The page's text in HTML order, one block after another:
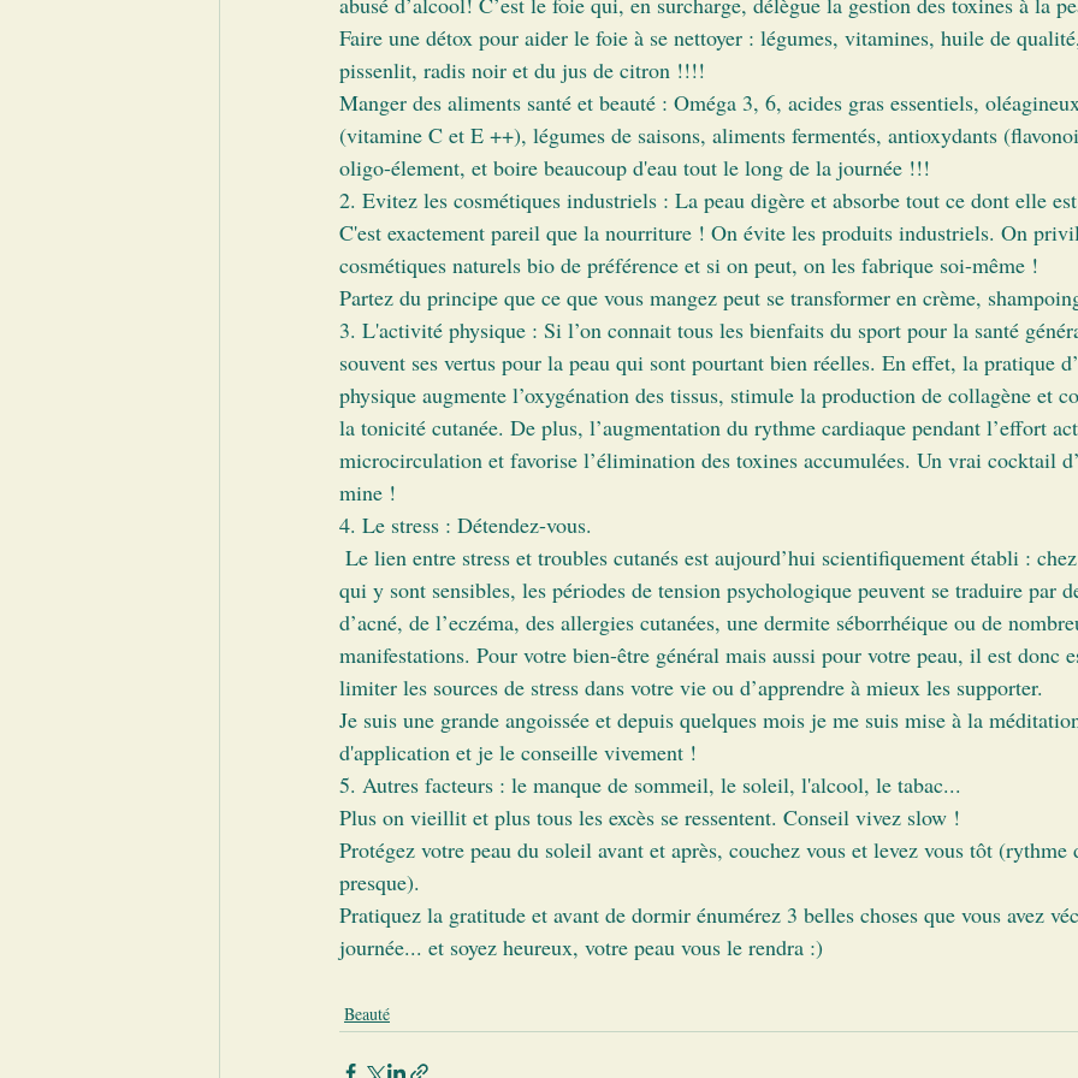
Faire une détox pour aider le foie à se nettoyer : légumes, vitamines, huile de
pissenlit, radis noir et du jus de citron !!!!
Manger des aliments santé et beauté : Oméga 3, 6, acides gras essentiels,
(vitamine C et E ++), légumes de saisons, aliments fermentés, antioxydants
oligo-élement, et boire beaucoup d'eau tout le long de la journée !!!
2. Evitez les cosmétiques industriels : La peau digère et absorbe tout ce dont elle
C'est exactement pareil que la nourriture ! On évite les produits industriels. On
cosmétiques naturels bio de préférence et si on peut, on les fabrique soi-même !
Partez du principe que ce que vous mangez peut se transformer en crème,
3. L'activité physique : Si l’on connait tous les bienfaits du sport pour la santé
souvent ses vertus pour la peau qui sont pourtant bien réelles. En effet, la pratique
physique augmente l’oxygénation des tissus, stimule la production de collagène et
la tonicité cutanée. De plus, l’augmentation du rythme cardiaque pendant l’effort
microcirculation et favorise l’élimination des toxines accumulées. Un vrai cocktail
mine !
4. Le stress : Détendez-vous.
qui y sont sensibles, les périodes de tension psychologique peuvent se traduire par
d’acné, de l’eczéma, des allergies cutanées, une dermite séborrhéique ou de
manifestations. Pour votre bien-être général mais aussi pour votre peau, il est donc
limiter les sources de stress dans votre vie ou d’apprendre à mieux les supporter.
Je suis une grande angoissée et depuis quelques mois je me suis mise à la
d'application et je le conseille vivement !
5. Autres facteurs : le manque de sommeil, le soleil, l'alcool, le tabac...
Plus on vieillit et plus tous les excès se ressentent. Conseil vivez slow !
Protégez votre peau du soleil avant et après, couchez vous et levez vous tôt
presque).
Pratiquez la gratitude et avant de dormir énumérez 3 belles choses que vous avez
journée... et soyez heureux, votre peau vous le rendra :)
Beauté